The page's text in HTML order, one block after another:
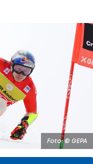
Foto: © GEPA